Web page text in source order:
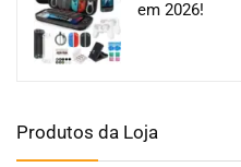
em 2026!
Produtos da Loja